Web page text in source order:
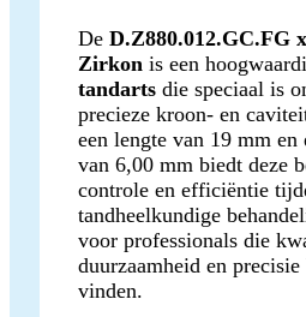
De D.Z880.012.GC.FG
Zirkon is een
tandarts die speciaal is
precieze kroon- en
een lengte van 19 mm en
van 6,00 mm biedt deze
controle en efficiëntie
tandheelkundige
voor professionals die
duurzaamheid en
vinden.